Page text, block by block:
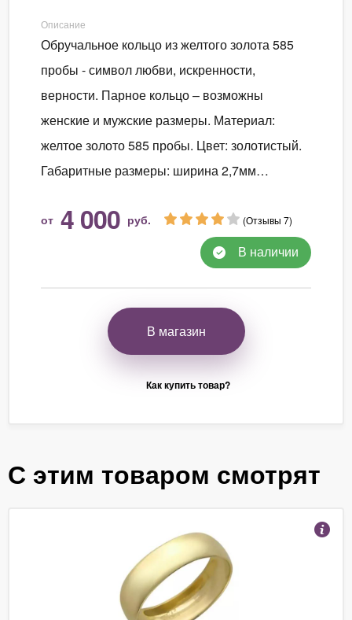
Описание
Обручальное кольцо из желтого золота 585
пробы - символ любви, искренности,
верности. Парное кольцо – возможны
женские и мужские размеры. Материал:
желтое золото 585 пробы. Цвет: золотистый.
Габаритные размеры: ширина 2,7мм…
от 4 000 руб. (Отзывы 7)
В наличии
В магазин
Как купить товар?
С этим товаром смотрят